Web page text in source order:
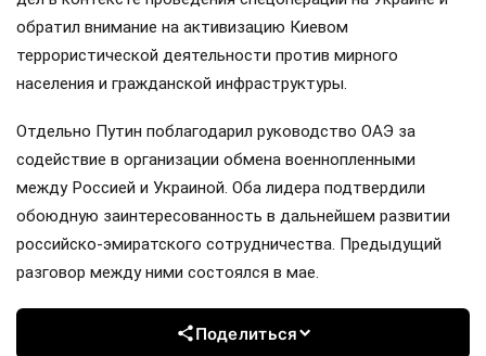
обратил внимание на активизацию Киевом
террористической деятельности против мирного
населения и гражданской инфраструктуры.
Отдельно Путин поблагодарил руководство ОАЭ за
содействие в организации обмена военнопленными
между Россией и Украиной. Оба лидера подтвердили
обоюдную заинтересованность в дальнейшем развитии
российско-эмиратского сотрудничества. Предыдущий
разговор между ними состоялся в мае.
Поделиться